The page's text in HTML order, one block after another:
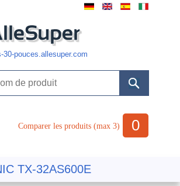
30-pouces.allesuper.com
Comparer les produits (max 3) 0
TX-32AS600E